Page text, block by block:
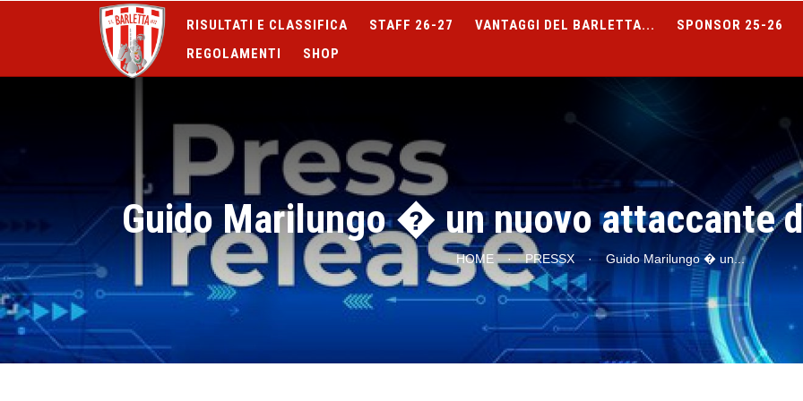
RISULTATI E CLASSIFICA STAFF 26-27 VANTAGGI DEL BARLETTA... SPONSOR 25-26
REGOLAMENTI
SHOP
Guido Marilungo � un nuovo attaccante
HOME · PRESSX · Guido Marilungo � un...